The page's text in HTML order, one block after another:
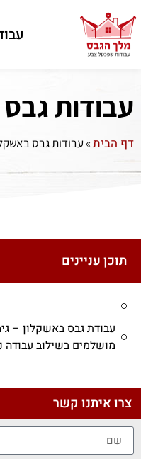
עבודות
דף הבית»עבודות גבס
תוכן עניינים
עבודת גבס באשקלון –
מושלמים בשילוב עבודה
צרו איתנו קשר